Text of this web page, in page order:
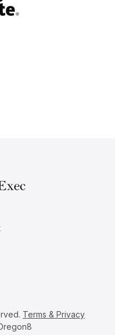
Terms & Privacy